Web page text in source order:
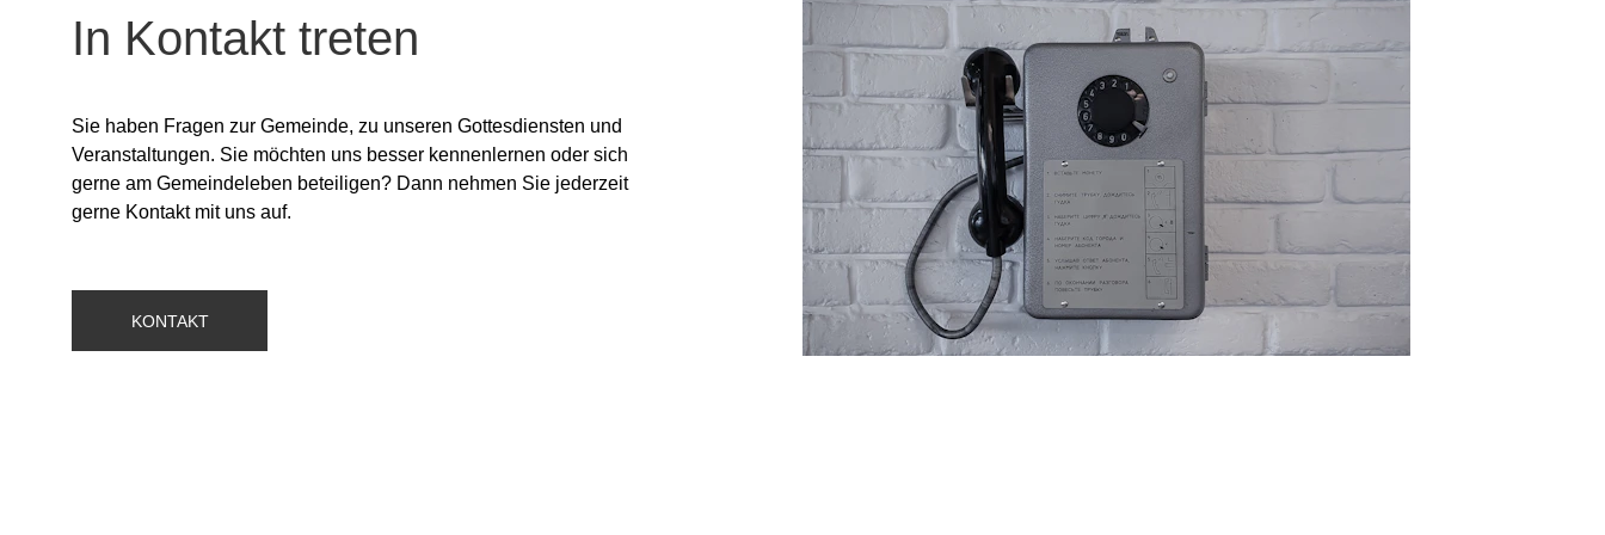
In Kontakt treten
Sie haben Fragen zur Gemeinde, zu unseren Gottesdiensten und
Veranstaltungen. Sie möchten uns besser kennenlernen oder sich
gerne am Gemeindeleben beteiligen? Dann nehmen Sie jederzeit
gerne Kontakt mit uns auf.
KONTAKT